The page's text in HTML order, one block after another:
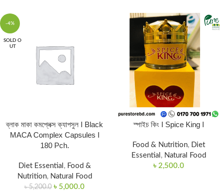
-4%
SOLD O
UT
ব্লাক মাকা কমপ্লেক্স ক্যাপসুল I Black
MACA Complex Capsules I
180 Pch.
Diet Essential , Food &
Nutrition, Natural Food
৳5,200.0 ৳ 5,000.0
স্পাইচ কিং I Spice King I
Food & Nutrition, Diet
Essential , Natural Food
৳ 2,500.0